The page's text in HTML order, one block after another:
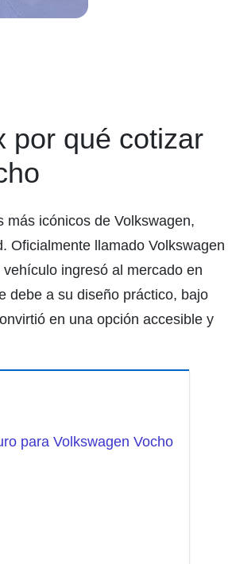
por qué cotizar
más icónicos de Volkswagen,
Oficialmente llamado Volkswagen
ingresó al mercado en
debe a su diseño práctico, bajo
en una opción accesible y
para Volkswagen Vocho